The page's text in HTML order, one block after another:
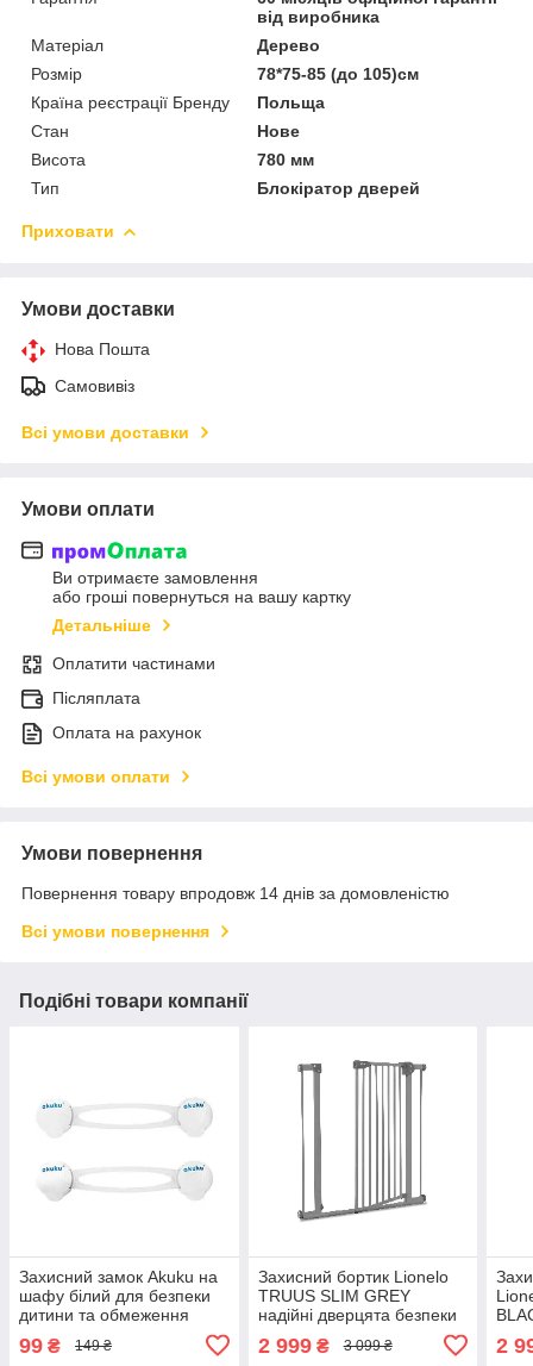
від виробника
Матеріал
Дерево
Розмір
78*75-85 (до 105)см
Країна реєстрації Бренду
Польща
Стан
Нове
Висота
780 мм
Тип
Блокіратор дверей
Приховати
Умови доставки
Нова Пошта
Самовивіз
Всі умови доставки
Умови оплати
Ви отримаєте замовлення
або гроші повернуться на вашу картку
Детальніше
Оплатити частинами
Післяплата
Оплата на рахунок
Всі умови оплати
Умови повернення
Повернення товару впродовж 14 днів за домовленістю
Всі умови повернення
Подібні товари компанії
Захисний замок Akuku на
шафу білий для безпеки
дитини та обмеження
доступу до небезпечних
предметів у домі
99 ₴ 149 ₴
Захисний бортик Lionelo
TRUUS SLIM GREY
надійні дверцята безпеки
для дітей для обмеження
доступу до небезпечних
2 999₴ 3 099 ₴ 2